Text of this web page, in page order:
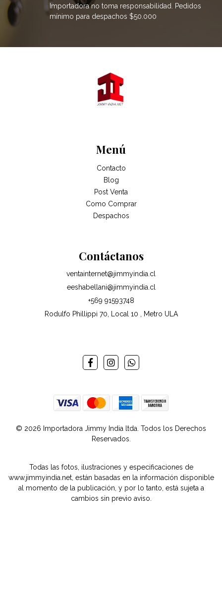
Importadora no toma responsabilidad. Pedidos
mínimo para despachos $50.000
Menú
Contacto
Blog
Post Venta
Como Comprar
Despachos
Contáctanos
ventainternet@jimmyindia.cl
eeshabellani@jimmyindia.cl
+569 91593748
Rodulfo Phillippi 70, Local 10 , Metro ULA
© 2026 Importadora Jimmy India ltda. Todos los Derechos
Reservados.
Todas las fotos, ilustraciones y especificaciones de
www.jimmyindia.net, están basadas en la información disponible
al momento de la publicación, y por lo tanto, está sujeta a
cambios sin previo aviso.